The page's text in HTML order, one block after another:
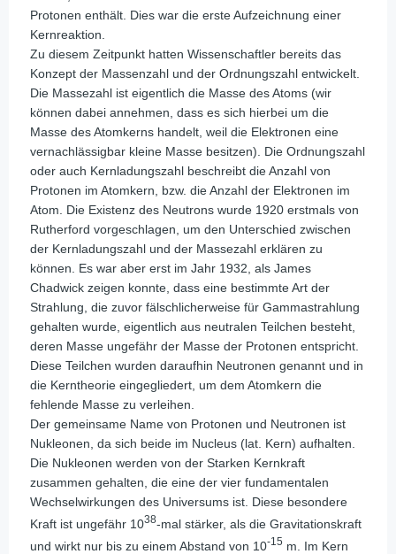
Protonen enthält. Dies war die erste Aufzeichnung einer
Kernreaktion.
Zu diesem Zeitpunkt hatten Wissenschaftler bereits das
Konzept der Massenzahl und der Ordnungszahl entwickelt.
Die Massezahl ist eigentlich die Masse des Atoms (wir
können dabei annehmen, dass es sich hierbei um die
Masse des Atomkerns handelt, weil die Elektronen eine
vernachlässigbar kleine Masse besitzen). Die Ordnungszahl
oder auch Kernladungszahl beschreibt die Anzahl von
Protonen im Atomkern, bzw. die Anzahl der Elektronen im
Atom. Die Existenz des Neutrons wurde 1920 erstmals von
Rutherford vorgeschlagen, um den Unterschied zwischen
der Kernladungszahl und der Massezahl erklären zu
können. Es war aber erst im Jahr 1932, als James
Chadwick zeigen konnte, dass eine bestimmte Art der
Strahlung, die zuvor fälschlicherweise für Gammastrahlung
gehalten wurde, eigentlich aus neutralen Teilchen besteht,
deren Masse ungefähr der Masse der Protonen entspricht.
Diese Teilchen wurden daraufhin Neutronen genannt und in
die Kerntheorie eingegliedert, um dem Atomkern die
fehlende Masse zu verleihen.
Der gemeinsame Name von Protonen und Neutronen ist
Nukleonen, da sich beide im Nucleus (lat. Kern) aufhalten.
Die Nukleonen werden von der Starken Kernkraft
zusammen gehalten, die eine der vier fundamentalen
Wechselwirkungen des Universums ist. Diese besondere
Kraft ist ungefähr 1038-mal stärker, als die Gravitationskraft
und wirkt nur bis zu einem Abstand von 10-15 m. Im Kern